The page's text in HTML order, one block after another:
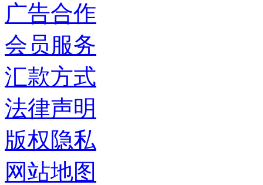
广告合作
会员服务
汇款方式
法律声明
版权隐私
网站地图